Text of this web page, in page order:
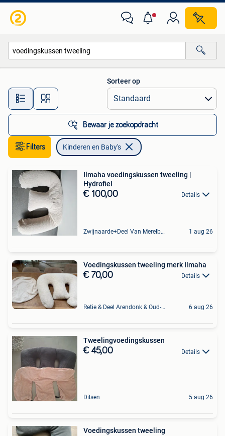
Alle afstanden…
Sorteer op
Bewaar je zoekopdracht
Filters Kinderen en Baby's
Ilmaha voedingskussen tweeling |
Hydrofiel
€ 100,00 Details
Zwijnaarde+Deel Van Merelbeke 1 aug 26
Voedingskussen tweeling merk Ilmaha
€ 70,00 Details
Retie & Deel Arendonk & Oud-Turnhout 6 aug 26
Tweelingvoedingskussen
€ 45,00 Details
Dilsen 5 aug 26
Voedingskussen tweeling